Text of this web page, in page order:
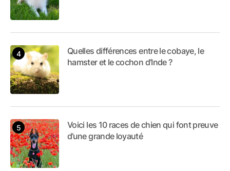
Quelles différences entre le cobaye, le
hamster et le cochon d’Inde ?
Voici les 10 races de chien qui font preuve
d’une grande loyauté